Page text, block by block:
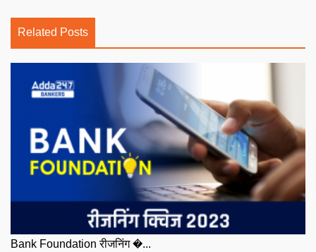
Related Posts
Bank Foundation रीजनिंग �...